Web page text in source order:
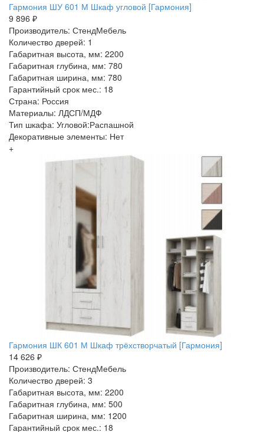
Гармония ШУ 601 М Шкаф угловой [Гармония]
9 896 ₽
Производитель: СтендМебель
Количество дверей: 1
Габаритная высота, мм: 2200
Габаритная глубина, мм: 780
Габаритная ширина, мм: 780
Гарантийный срок мес.: 18
Страна: Россия
Материалы: ЛДСП/МДФ
Тип шкафа: Угловой:Распашной
Декоративные элементы: Нет
+
Гармония ШК 601 М Шкаф трёхстворчатый [Гармония]
14 626 ₽
Производитель: СтендМебель
Количество дверей: 3
Габаритная высота, мм: 2200
Габаритная глубина, мм: 500
Габаритная ширина, мм: 1200
Гарантийный срок мес.: 18